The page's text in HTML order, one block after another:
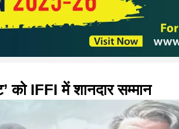
को IFFI में शानदार सम्मान